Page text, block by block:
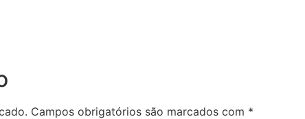
Campos obrigatórios são marcados com *